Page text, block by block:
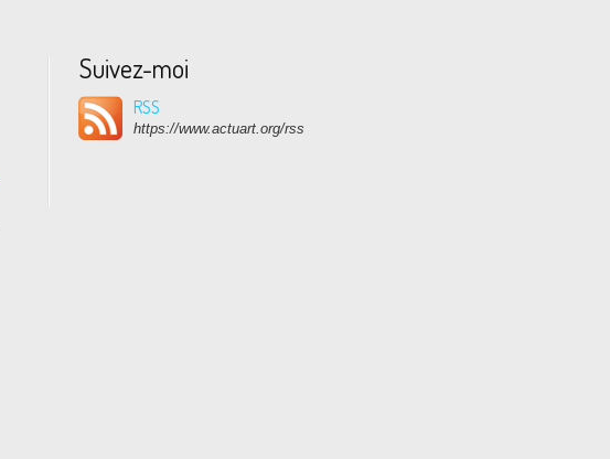
Suivez-moi
RSS
https://www.actuart.org/rss